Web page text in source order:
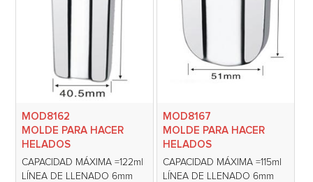
MOD8162
MOLDE PARA HACER
HELADOS
CAPACIDAD MÁXIMA =122ml
LÍNEA DE LLENADO 6mm
MOD8167
MOLDE PARA HACER
HELADOS
CAPACIDAD MÁXIMA =115ml
LÍNEA DE LLENADO 6mm